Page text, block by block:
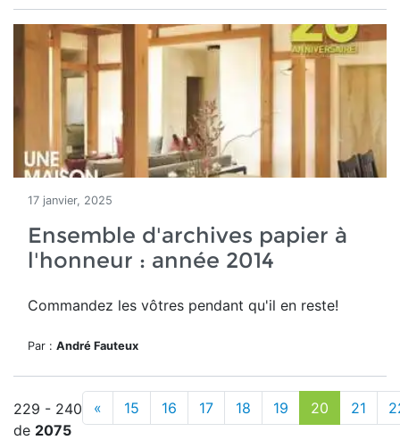
17 janvier, 2025
Ensemble d'archives papier à
l'honneur : année 2014
Commandez les vôtres pendant qu'il en reste!
Par : André Fauteux
229 - 240
de 2075
« 15 16 17 18 19 20 21